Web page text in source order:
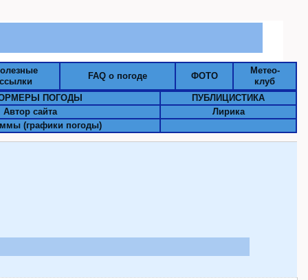
ссылки
FAQ о погоде ФОТО
Метео-
клуб
ПОГОДЫ
ПУБЛИЦИСТИКА
Автор сайта
Лирика
(графики погоды)